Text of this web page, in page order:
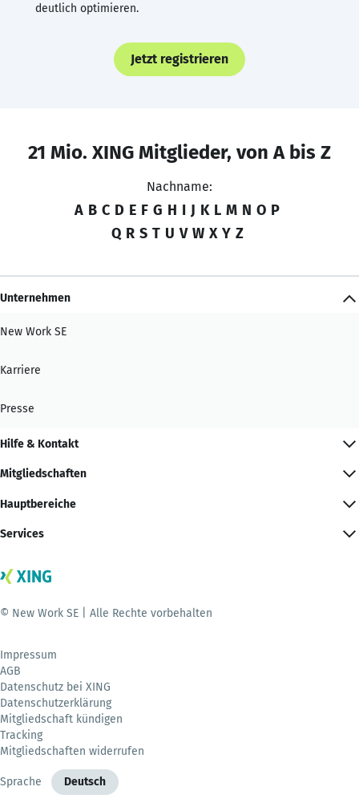
deutlich optimieren.
Jetzt registrieren
21 Mio. XING Mitglieder, von A bis Z
Nachname:
A B C D E F G H I J K L M N O P
Q R S T U V W X Y Z
Unternehmen
New Work SE
Karriere
Presse
Hilfe & Kontakt
Mitgliedschaften
Hauptbereiche
Services
© New Work SE | Alle Rechte vorbehalten
Impressum
AGB
Datenschutz bei XING
Datenschutzerklärung
Mitgliedschaft kündigen
Tracking
Mitgliedschaften widerrufen
Sprache Deutsch